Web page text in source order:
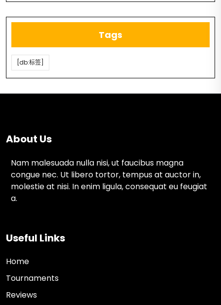
Tags
[db:标签]
About Us
Nam malesuada nulla nisi, ut faucibus magna
congue nec. Ut libero tortor, tempus at auctor in,
molestie at nisi. In enim ligula, consequat eu feugiat
a.
Useful Links
Home
Tournaments
Reviews